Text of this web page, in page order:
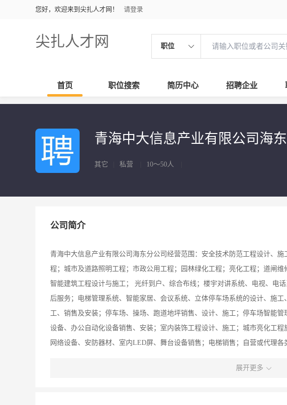
您好，欢迎来到尖扎人才网！ 请登录
尖扎人才网 职位
首页 职位搜索 简历中心 招聘企业
青海中大信息产业有限公司海
其它 私营 10～50人
公司简介
青海中大信息产业有限公司海东分公司经营范围：安全技术防范工程设计、
程；城市及道路照明工程；市政公用工程；园林绿化工程；亮化工程；道闸维
智能建筑工程设计与施工； 光纤到户、综合布线；楼宇对讲系统、电视、电
后服务；电梯管理系统、智能家居、会议系统、立体停车场系统的设计、施
工、销售及安装；停车场、操场、跑道地坪销售、设计、施工；停车场智能
设备、办公自动化设备销售、安装；室内装饰工程设计、施工；城市亮化工
网络设备、安防器材、室内LED屏、舞台设备销售；电梯销售；自营或代理
展开更多